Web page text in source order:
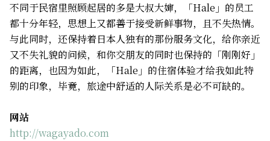
不同于民宿里照顾起居的多是大叔大婶，「Hale」的员工
都十分年轻，思想上又都善于接受新鲜事物，且不失热情。
与此同时，还保持着日本人独有的那份服务文化，给你亲近
又不失礼貌的问候，和你交朋友的同时也保持的「刚刚好」
的距离，也因为如此，「Hale」的住宿体验才给我如此特
别的印象，毕竟，旅途中舒适的人际关系是必不可缺的。
网站
http://wagayado.com